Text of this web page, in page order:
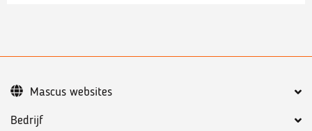
Bedrijf
Mascus websites